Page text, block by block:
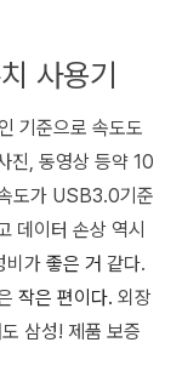
사용기
기준으로 속도도
진, 동영상 등약 10
도가 USB3.0기준
데이터 손상 역시
비가 좋은 거 같다.
작은 편이다. 외장
삼성! 제품 보증